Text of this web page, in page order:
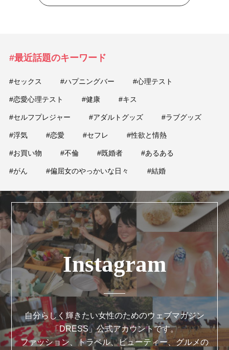
#最近話題のキーワード
#セックス #ハプニングバー #心理テスト
#恋愛心理テスト #健康 #キス
#セルフプレジャー #アダルトグッズ #ラブグッズ
#浮気 #恋愛 #セフレ #性欲と情熱
#お買い物 #不倫 #既婚者 #あるある
#がん #偏屈女のやっかいな日々 #結婚
Instagram
自分らしく輝きたい女性のためのウェブマガジン
「DRESS」公式アカウントです。
ファッション、トラベル、ビューティー、グルメの